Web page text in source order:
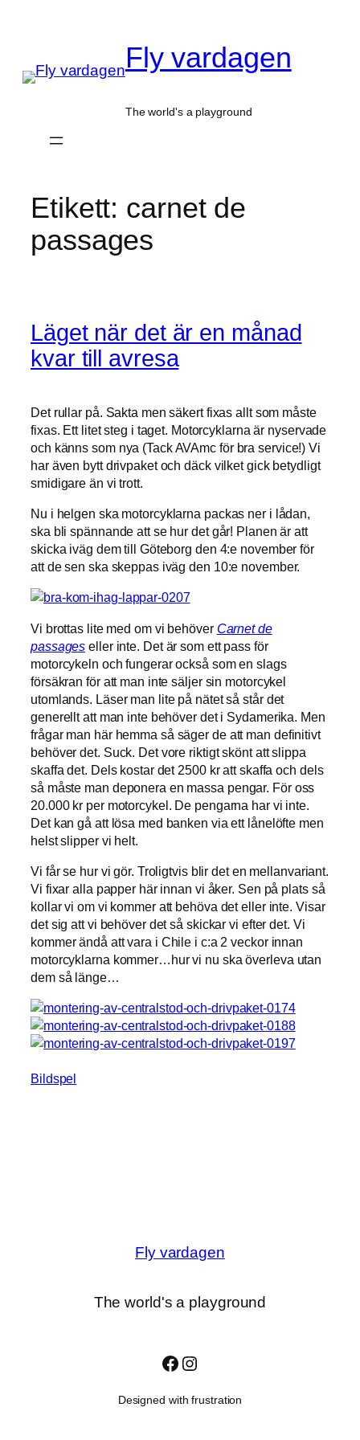
Fly vardagen
The world's a playground
Etikett: carnet de
passages
Läget när det är en månad
kvar till avresa
Det rullar på. Sakta men säkert fixas allt som måste
fixas. Ett litet steg i taget. Motorcyklarna är nyservade
och känns som nya (Tack AVAmc för bra service!) Vi
har även bytt drivpaket och däck vilket gick betydligt
smidigare än vi trott.
Nu i helgen ska motorcyklarna packas ner i lådan,
ska bli spännande att se hur det går! Planen är att
skicka iväg dem till Göteborg den 4:e november för
att de sen ska skeppas iväg den 10:e november.
Vi brottas lite med om vi behöver Carnet de
passages eller inte. Det är som ett pass för
motorcykeln och fungerar också som en slags
försäkran för att man inte säljer sin motorcykel
utomlands. Läser man lite på nätet så står det
generellt att man inte behöver det i Sydamerika. Men
frågar man här hemma så säger de att man definitivt
behöver det. Suck. Det vore riktigt skönt att slippa
skaffa det. Dels kostar det 2500 kr att skaffa och dels
så måste man deponera en massa pengar. För oss
20.000 kr per motorcykel. De pengarna har vi inte.
Det kan gå att lösa med banken via ett lånelöfte men
helst slipper vi helt.
Vi får se hur vi gör. Troligtvis blir det en mellanvariant.
Vi fixar alla papper här innan vi åker. Sen på plats så
kollar vi om vi kommer att behöva det eller inte. Visar
det sig att vi behöver det så skickar vi efter det. Vi
kommer ändå att vara i Chile i c:a 2 veckor innan
motorcyklarna kommer…hur vi nu ska överleva utan
dem så länge…
Bildspel
Fly vardagen
The world's a playground
Facebook
Instagram
Designed with frustration